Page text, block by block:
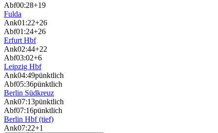
Abf00:28+19
Fulda
Ank01:22+26
Abf01:24+26
Erfurt Hbf
Ank02:44+22
Abf03:02+6
Leipzig Hbf
Ank04:49pünktlich
Abf05:36pünktlich
Berlin Südkreuz
Ank07:13pünktlich
Abf07:16pünktlich
Berlin Hbf (tief)
Ank07:22+1